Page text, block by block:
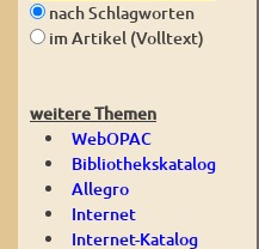
nach Schlagworten
im Artikel (Volltext)
weitere Themen
WebOPAC
Bibliothekskatalog
Allegro
Internet
Internet-Katalog